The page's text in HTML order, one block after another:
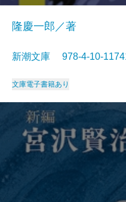
隆慶一郎／著
新潮文庫 978-4-10-
文庫電子書籍あり